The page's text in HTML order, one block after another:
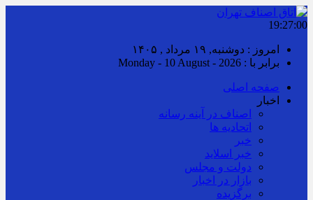
19:27:01
امروز : دوشنبه, ۱۹ مرداد , ۱۴۰۵
برابر با : Monday - 10 August - 2026
صفحه اصلی
اخبار
اصناف در آینه رسانه
اتحادیه ها
خبر
خبر اسلايد
دولت و مجلس
بازار در اخبار
برگزیده